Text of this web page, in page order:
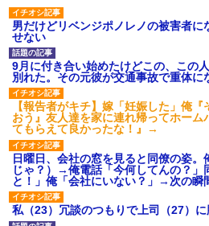
男だけどリベンジポノレノの被害者に
せない
9月に付き合い始めたけどこの、この
別れた。その元彼が交通事故で重体
【報告者がキチ】嫁「妊娠した」俺
おう』友人達を家に連れ帰ってホー
てもらえて良かったな！』→
日曜日、会社の窓を見ると同僚の姿
じゃ？）→俺電話「今何してんの？」
と！」俺「会社にいない？」→次の瞬
私（23）冗談のつもりで上司（27）に